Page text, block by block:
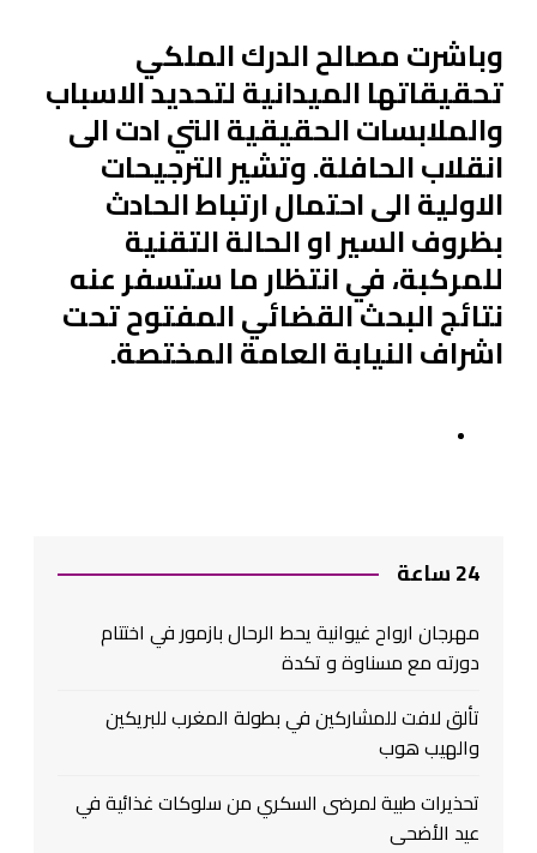
وباشرت مصالح الدرك الملكي
تحقيقاتها الميدانية لتحديد الاسباب
والملابسات الحقيقية التي ادت الى
انقلاب الحافلة. وتشير الترجيحات
الاولية الى احتمال ارتباط الحادث
بظروف السير او الحالة التقنية
للمركبة، في انتظار ما ستسفر عنه
نتائج البحث القضائي المفتوح تحت
اشراف النيابة العامة المختصة.
24 ساعة
مهرجان ارواح غيوانية يحط الرحال بازمور في اختتام
دورته مع مسناوة و تكدة
تألق لافت للمشاركين في بطولة المغرب للبريكين
والهيب هوب
تحذيرات طبية لمرضى السكري من سلوكات غذائية في
عيد الأضحى